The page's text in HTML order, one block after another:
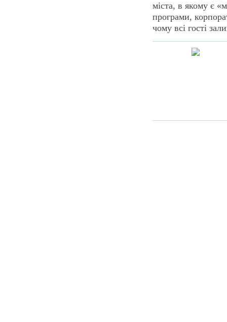
міста, в якому є
програми,
чому всі гості